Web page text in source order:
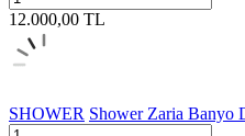
12.000,00 TL
SHOWER Shower Zaria Banyo